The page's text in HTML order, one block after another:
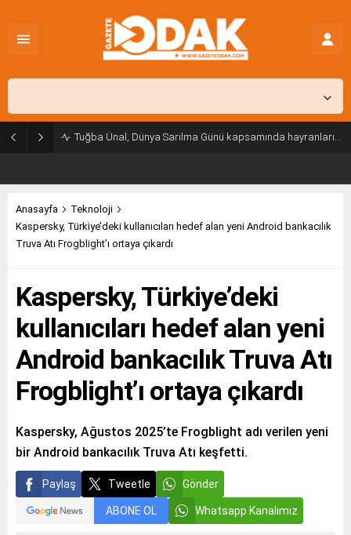
Tuğba Ünal, Dünya Sarılma Günü kapsamında hayranlarıyla buluştu
Anasayfa
Teknoloji
Kaspersky, Türkiye’deki kullanıcıları hedef alan yeni Android bankacılık
Truva Atı Frogblight’ı ortaya çıkardı
Kaspersky, Türkiye’deki
kullanıcıları hedef alan yeni
Android bankacılık Truva Atı
Frogblight’ı ortaya çıkardı
Kaspersky, Ağustos 2025’te Frogblight adı verilen yeni
bir Android bankacılık Truva Atı keşfetti.
Paylaş Tweetle Gönder
ABONE OL Whatsapp Kanalımız